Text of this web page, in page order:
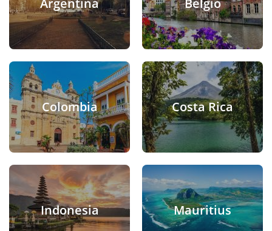
Argentina Belgio
Colombia Costa Rica
Indonesia Mauritius